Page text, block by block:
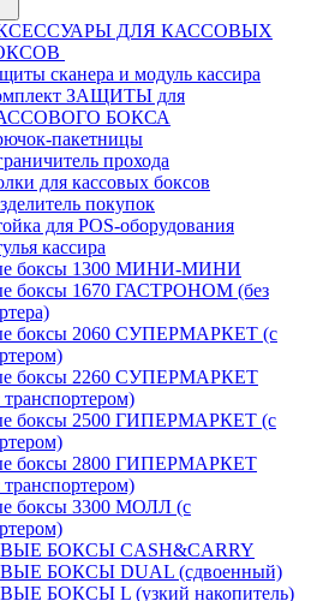
ДЛЯ КАССОВЫХ
сканера и модуль кассира
ЗАЩИТЫ для
БОКСА
пакетницы
прохода
для кассовых боксов
покупок
для POS-оборудования
кассира
боксы 1300 МИНИ-МИНИ
боксы 1670 ГАСТРОНОМ (без
боксы 2060 СУПЕРМАРКЕТ (с
боксы 2260 СУПЕРМАРКЕТ
боксы 2500 ГИПЕРМАРКЕТ (с
боксы 2800 ГИПЕРМАРКЕТ
боксы 3300 МОЛЛ (с
БОКСЫ CASH&CARRY
БОКСЫ DUAL (сдвоенный)
БОКСЫ L (узкий накопитель)